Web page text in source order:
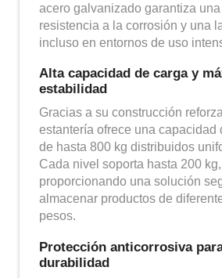
acero galvanizado garantiza
resistencia a la corrosión y una
incluso en entornos de uso
Alta capacidad de carga y
estabilidad
Gracias a su construcción
estantería ofrece una capacidad
de hasta 800 kg distribuidos
Cada nivel soporta hasta 200 kg,
proporcionando una solución
almacenar productos de
pesos.
Protección anticorrosiva
durabilidad